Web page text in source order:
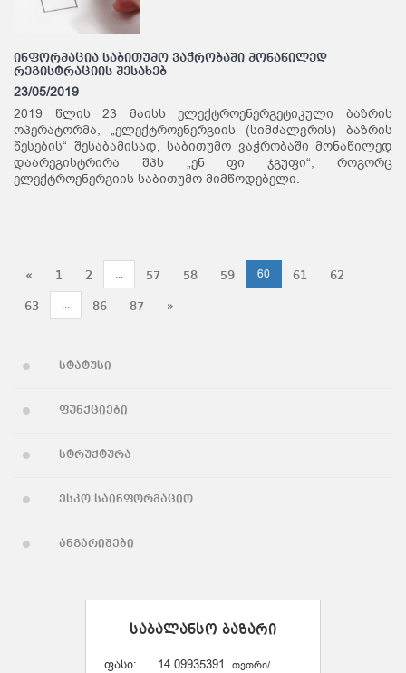
ინფორმაცია საბითუმო ვაჭრობაში მონაწილედ
რეგისტრაციის შესახებ
23/05/2019
2019 წლის 23 მაისს ელექტროენერგეტიკული ბაზრის
ოპერატორმა, „ელექტროენერგიის (სიმძალვრის) ბაზრის
წესების“ შესაბამისად, საბითუმო ვაჭრობაში მონაწილედ
დაარეგისტრირა შპს „ენ ფი ჯგუფი“, როგორც
ელექტროენერგიის საბითუმო მიმწოდებელი.
« 1 2 ... 57 58 59 60 61 62
63 ... 86 87 »
სტატუსი
ფუნქციები
სტრუქტურა
ესკო საინფორმაციო
ანგარიშები
საბალანსო ბაზარი
ფასი: 14.09935391
თეთრი/